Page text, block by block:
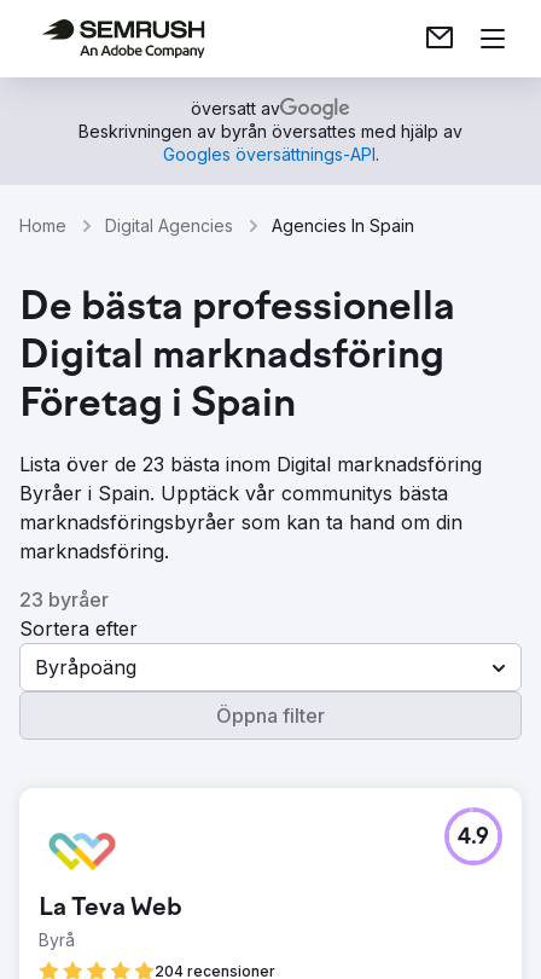
översatt av
Beskrivningen av byrån översattes med hjälp av
Googles översättnings-API.
Home Digital Agencies Agencies In Spain
De bästa professionella
Digital marknadsföring
Företag i Spain
Lista över de 23 bästa inom Digital marknadsföring
Byråer i Spain. Upptäck vår communitys bästa
marknadsföringsbyråer som kan ta hand om din
marknadsföring.
23 byråer
Sortera efter
Byråpoäng
Öppna filter
La Teva Web
Byrå
204 recensioner
4.9